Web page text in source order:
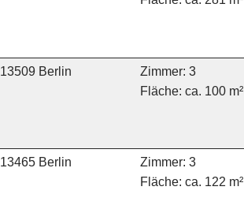
13509 Berlin
Zimmer: 3
Fläche: ca. 100 m²
13465 Berlin
Zimmer: 3
Fläche: ca. 122 m²